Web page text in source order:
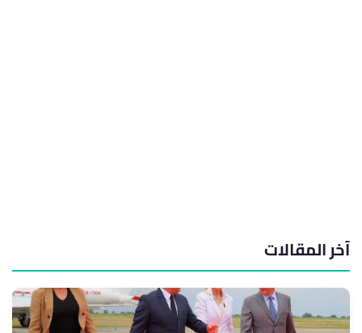
آخر المقالات